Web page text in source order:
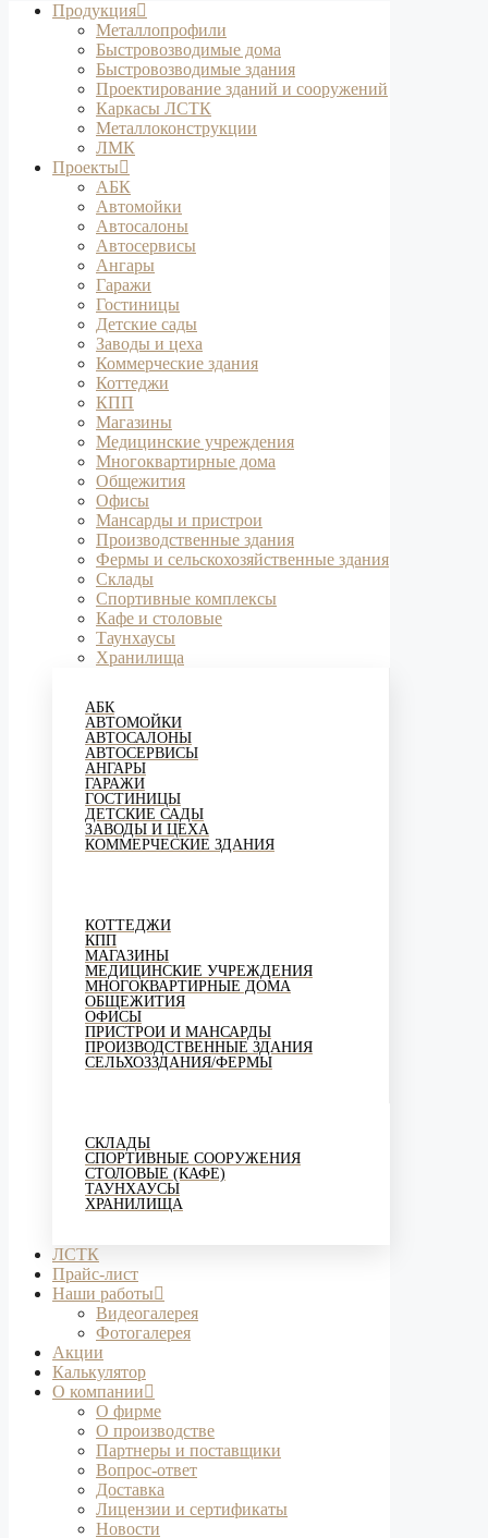
Продукция
Металлопрофили
Быстровозводимые дома
Быстровозводимые здания
Проектирование зданий и сооружений
Каркасы ЛСТК
Металлоконструкции
ЛМК
Проекты
АБК
Автомойки
Автосалоны
Автосервисы
Ангары
Гаражи
Гостиницы
Детские сады
Заводы и цеха
Коммерческие здания
Коттеджи
КПП
Магазины
Медицинские учреждения
Многоквартирные дома
Общежития
Офисы
Мансарды и пристрои
Производственные здания
Фермы и сельскохозяйственные здания
Склады
Спортивные комплексы
Кафе и столовые
Таунхаусы
Хранилища
АБК
АВТОМОЙКИ
АВТОСАЛОНЫ
АВТОСЕРВИСЫ
АНГАРЫ
ГАРАЖИ
ГОСТИНИЦЫ
ДЕТСКИЕ САДЫ
ЗАВОДЫ И ЦЕХА
КОММЕРЧЕСКИЕ ЗДАНИЯ
КОТТЕДЖИ
КПП
МАГАЗИНЫ
МЕДИЦИНСКИЕ УЧРЕЖДЕНИЯ
МНОГОКВАРТИРНЫЕ ДОМА
ОБЩЕЖИТИЯ
ОФИСЫ
ПРИСТРОИ И МАНСАРДЫ
ПРОИЗВОДСТВЕННЫЕ ЗДАНИЯ
СЕЛЬХОЗЗДАНИЯ/ФЕРМЫ
СКЛАДЫ
СПОРТИВНЫЕ СООРУЖЕНИЯ
СТОЛОВЫЕ (КАФЕ)
ТАУНХАУСЫ
ХРАНИЛИЩА
ЛСТК
Прайс-лист
Наши работы
Видеогалерея
Фотогалерея
Акции
Калькулятор
О компании
О фирме
О производстве
Партнеры и поставщики
Вопрос-ответ
Доставка
Лицензии и сертификаты
Новости